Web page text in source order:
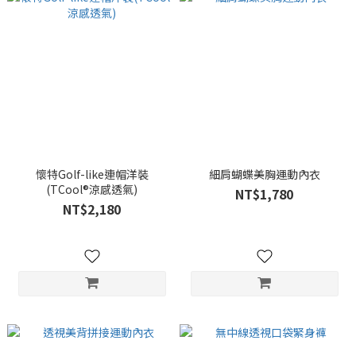
懷特Golf-like連帽洋裝
(TCool®涼感透氣)
NT$2,180
細肩蝴蝶美胸運動內衣
NT$1,780